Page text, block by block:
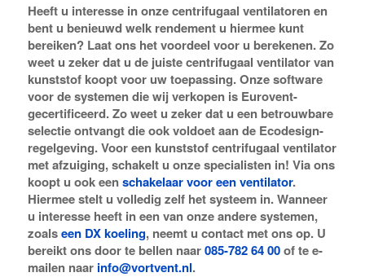
Heeft u interesse in onze centrifugaal ventilatoren en
bent u benieuwd welk rendement u hiermee kunt
bereiken? Laat ons het voordeel voor u berekenen. Zo
weet u zeker dat u de juiste centrifugaal ventilator van
kunststof koopt voor uw toepassing. Onze software
voor de systemen die wij verkopen is Eurovent-
gecertificeerd. Zo weet u zeker dat u een betrouwbare
selectie ontvangt die ook voldoet aan de Ecodesign-
regelgeving. Voor een kunststof centrifugaal ventilator
met afzuiging, schakelt u onze specialisten in! Via ons
koopt u ook eenschakelaar voor een ventilator.
Hiermee stelt u volledig zelf het systeem in. Wanneer
u interesse heeft in een van onze andere systemen,
zoalseen DX koeling, neemt u contact met ons op. U
bereikt ons door te bellen naar085-782 64 00of te e-
mailen naar info@vortvent.nl.